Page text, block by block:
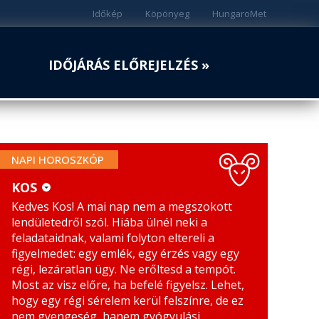
HungaroMet
Köpönyeg
Időkép
IDŐJÁRÁS ELŐREJELZÉS »
NAPI HOROSZKÓP
KOS
BIKA
IKREK
RÁK
MÉRLEG
SKORPIÓ
NYILAS
BAK
KOS
Kedves Kos! A mai nap nem a megszokott
lendületedről szól. Hiába ülnél neki a
feladataidnak, valami folyton eltereli a
figyelmedet: egy emlék, egy érzés vagy egy
régi, lezáratlan ügy. Ne erőltesd a tempót.
Most az visz előre, ha befelé figyelsz. Lehet,
hogy egy régi sérelem kerül felszínre, de ez